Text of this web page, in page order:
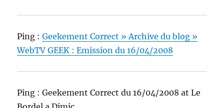
Ping :Geekement Correct » Archive du blog »
WebTV GEEK : Emission du 16/04/2008
Ping : Geekement Correct du 16/04/2008 at Le